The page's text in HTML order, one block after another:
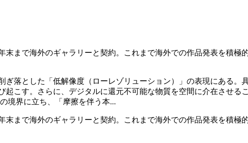
末まで海外のギャラリーと契約。これまで海外での作品発表を積極
落とした「低解像度（ローレゾリューション）」の表現にある。
起こす。さらに、デジタルに還元不可能な物質を空間に介在させる
境界に立ち、「摩擦を伴う本...
末まで海外のギャラリーと契約。これまで海外での作品発表を積極